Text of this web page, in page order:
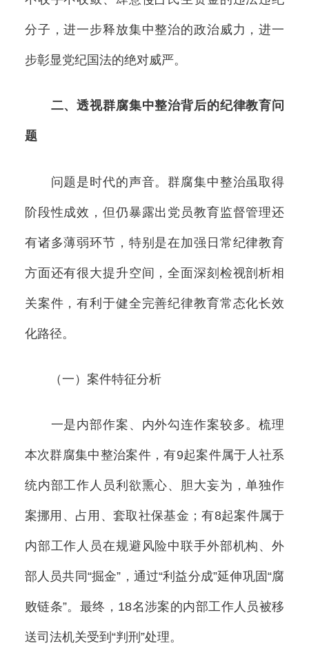
分子，进一步释放集中整治的政治威力，进一
步彰显党纪国法的绝对威严。
二、透视群腐集中整治背后的纪律教育问
题
问题是时代的声音。群腐集中整治虽取得
阶段性成效，但仍暴露出党员教育监督管理还
有诸多薄弱环节，特别是在加强日常纪律教育
方面还有很大提升空间，全面深刻检视剖析相
关案件，有利于健全完善纪律教育常态化长效
化路径。
（一）案件特征分析
一是内部作案、内外勾连作案较多。梳理
本次群腐集中整治案件，有9起案件属于人社系
统内部工作人员利欲熏心、胆大妄为，单独作
案挪用、占用、套取社保基金；有8起案件属于
内部工作人员在规避风险中联手外部机构、外
部人员共同“掘金”，通过“利益分成”延伸巩固“腐
败链条”。最终，18名涉案的内部工作人员被移
送司法机关受到“判刑”处理。